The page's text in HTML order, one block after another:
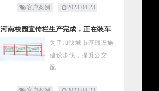
客户案例 2023-04-23
河南校园宣传栏生产完成，正在装车
为了加快城市基础设施
建设步伐，提升公交
配...